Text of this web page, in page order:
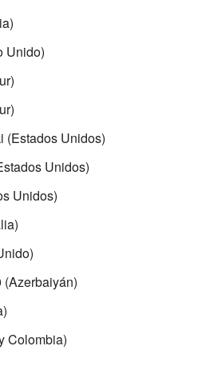
Unido)
(Estados Unidos)
Unidos)
Unidos)
(Azerbaiyán)
Colombia)